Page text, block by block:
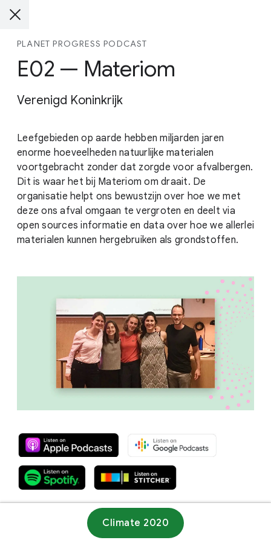
PLANET PROGRESS PODCAST
E02 — Materiom
Verenigd Koninkrijk
Leefgebieden op aarde hebben miljarden jaren
enorme hoeveelheden natuurlijke materialen
voortgebracht zonder dat zorgde voor afvalbergen.
Dit is waar het bij Materiom om draait. De
organisatie helpt ons bewustzijn over hoe we met
deze ons afval omgaan te vergroten en deelt via
open sources informatie en data over hoe we allerlei
materialen kunnen hergebruiken als grondstoffen.
Climate 2020